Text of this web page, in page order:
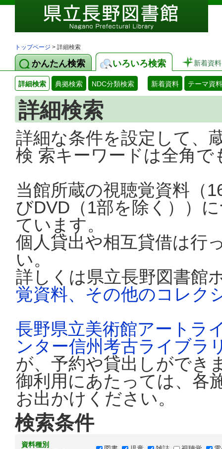
トップページ > 詳細検索
かんたん検索 いろいろ検索 新着資料
詳細検索 典拠検索 NDC分類検索 新着資料 テーマ資料
詳細検索
詳細な条件を設定して、
検 索キーワードは全角
当館所蔵の視聴覚資料（
びDVD（1部を除く））
ています。
個人貸出や相互貸借は行
い。
詳しくは県立長野図書館
覚資料、その他のコレク
長野県立美術館アートラ
ンター信州考古ライブラ
が、予約や貸出しができ
御利用にあたっては、各
お出かけください。
検索条件
資料種別